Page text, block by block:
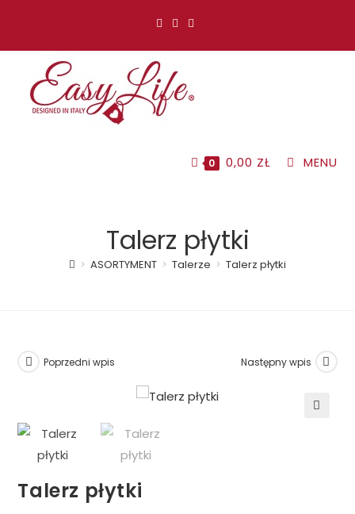
0 0,00 ZŁ MENU
Talerz płytki
> ASORTYMENT > Talerze > Talerz płytki
Poprzedni wpis Następny wpis
Talerz płytki